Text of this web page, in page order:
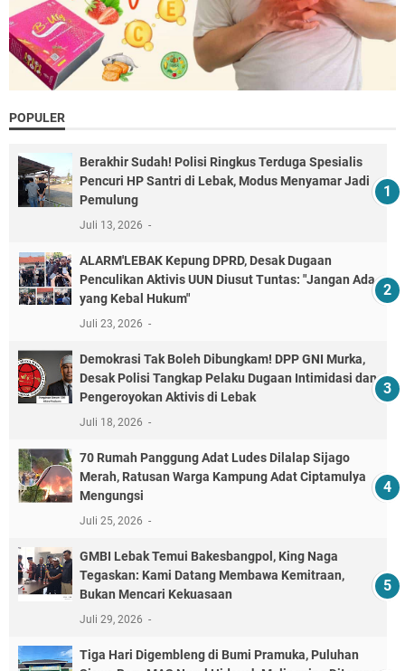
POPULER
Berakhir Sudah! Polisi Ringkus Terduga Spesialis
Pencuri HP Santri di Lebak, Modus Menyamar Jadi
Pemulung
Juli 13, 2026
ALARM'LEBAK Kepung DPRD, Desak Dugaan
Penculikan Aktivis UUN Diusut Tuntas: "Jangan Ada
yang Kebal Hukum"
Juli 23, 2026
Demokrasi Tak Boleh Dibungkam! DPP GNI Murka,
Desak Polisi Tangkap Pelaku Dugaan Intimidasi dan
Pengeroyokan Aktivis di Lebak
Juli 18, 2026
70 Rumah Panggung Adat Ludes Dilalap Sijago
Merah, Ratusan Warga Kampung Adat Ciptamulya
Mengungsi
Juli 25, 2026
GMBI Lebak Temui Bakesbangpol, King Naga
Tegaskan: Kami Datang Membawa Kemitraan,
Bukan Mencari Kekuasaan
Juli 29, 2026
Tiga Hari Digembleng di Bumi Pramuka, Puluhan